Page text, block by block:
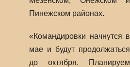
Пинежском районах.
«Командировки начнутся в
мае и будут продолжаться
до октября. Планируем